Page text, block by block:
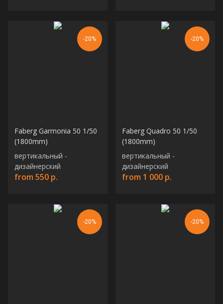
-20%
Faberg Garmonia 50 1/50
(1800mm)
вертикальный -
дизайнерский
from 550 р.
-20%
Faberg Quadro 50 1/50
(1800mm)
вертикальный -
дизайнерский
from 1 000 р.
-20% -20%